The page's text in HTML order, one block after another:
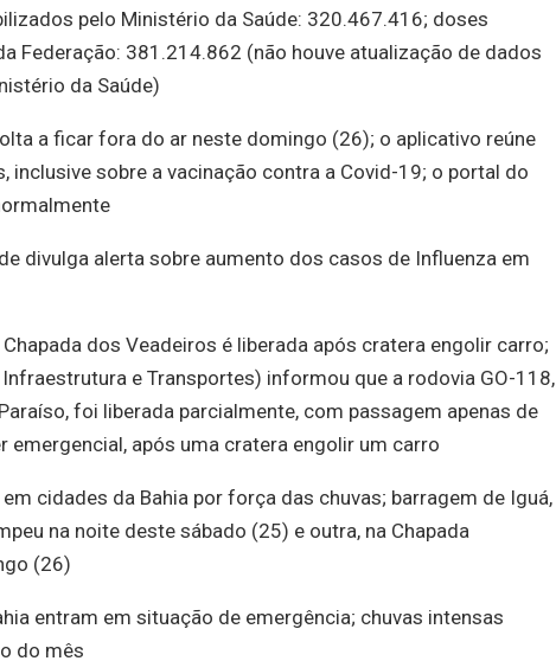
pelo Ministério da Saúde: 320.467.416; doses
Federação: 381.214.862 (não houve atualização de dados
da Saúde)
a ficar fora do ar neste domingo (26); o aplicativo reúne
inclusive sobre a vacinação contra a Covid-19; o portal do
divulga alerta sobre aumento dos casos de Influenza em
dos Veadeiros é liberada após cratera engolir carro;
e Transportes) informou que a rodovia GO-118,
foi liberada parcialmente, com passagem apenas de
emergencial, após uma cratera engolir um carro
cidades da Bahia por força das chuvas; barragem de Iguá,
na noite deste sábado (25) e outra, na Chapada
(26)
entram em situação de emergência; chuvas intensas
do mês